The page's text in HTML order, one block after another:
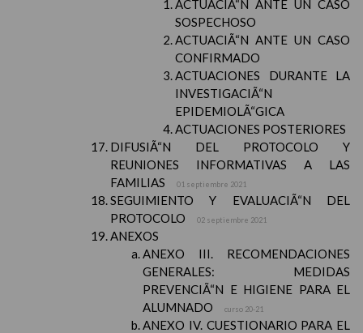
ACTUACIÃ“N ANTE UN CASO
SOSPECHOSO
ACTUACIÃ“N ANTE UN CASO
CONFIRMADO
ACTUACIONES DURANTE LA
INVESTIGACIÃ“N
EPIDEMIOLÃ“GICA
ACTUACIONES POSTERIORES
DIFUSIÃ“N DEL PROTOCOLO Y
REUNIONES INFORMATIVAS A LAS
FAMILIAS
01 septiembre 2021
SEGUIMIENTO Y EVALUACIÃ“N DEL
PROTOCOLO
02 septiembre 2021
ANEXOS
ANEXO III. RECOMENDACIONES
GENERALES: MEDIDAS
PREVENCIÃ“N E HIGIENE PARA EL
ALUMNADO
curso 20-21
ANEXO IV. CUESTIONARIO PARA EL